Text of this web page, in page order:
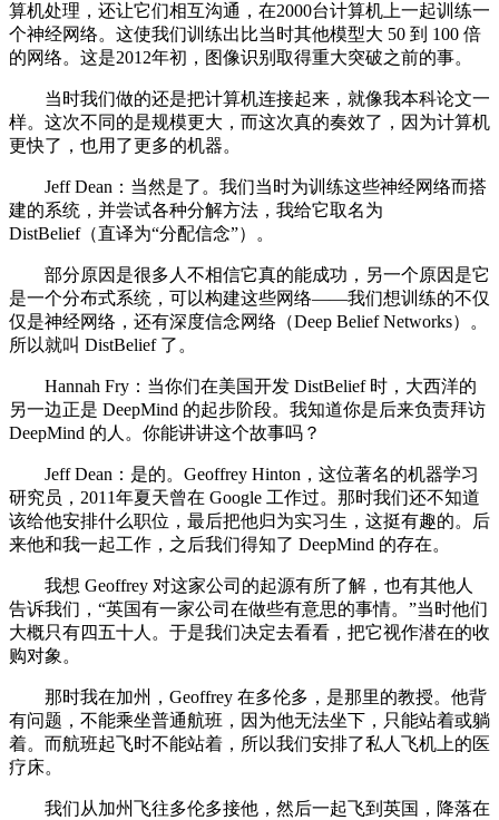
算机处理，还让它们相互沟通，在2000台计算机上一起训练一
个神经网络。这使我们训练出比当时其他模型大 50 到 100 倍
的网络。这是2012年初，图像识别取得重大突破之前的事。
当时我们做的还是把计算机连接起来，就像我本科论文一
样。这次不同的是规模更大，而这次真的奏效了，因为计算机
更快了，也用了更多的机器。
Jeff Dean：当然是了。我们当时为训练这些神经网络而搭
建的系统，并尝试各种分解方法，我给它取名为
DistBelief（直译为“分配信念”）。
部分原因是很多人不相信它真的能成功，另一个原因是它
是一个分布式系统，可以构建这些网络——我们想训练的不仅
仅是神经网络，还有深度信念网络（Deep Belief Networks）。
所以就叫 DistBelief 了。
Hannah Fry：当你们在美国开发 DistBelief 时，大西洋的
另一边正是 DeepMind 的起步阶段。我知道你是后来负责拜访
DeepMind 的人。你能讲讲这个故事吗？
Jeff Dean：是的。Geoffrey Hinton，这位著名的机器学习
研究员，2011年夏天曾在 Google 工作过。那时我们还不知道
该给他安排什么职位，最后把他归为实习生，这挺有趣的。后
来他和我一起工作，之后我们得知了 DeepMind 的存在。
我想 Geoffrey 对这家公司的起源有所了解，也有其他人
告诉我们，“英国有一家公司在做些有意思的事情。”当时他们
大概只有四五十人。于是我们决定去看看，把它视作潜在的收
购对象。
那时我在加州，Geoffrey 在多伦多，是那里的教授。他背
有问题，不能乘坐普通航班，因为他无法坐下，只能站着或躺
着。而航班起飞时不能站着，所以我们安排了私人飞机上的医
疗床。
我们从加州飞往多伦多接他，然后一起飞到英国，降落在